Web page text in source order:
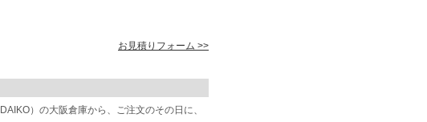
お見積りフォーム >>
）の大阪倉庫から、ご注文のその日に、